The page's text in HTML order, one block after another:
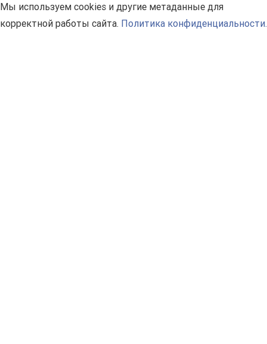
Мы используем cookies и другие метаданные для
корректной работы сайта. Политика конфиденциальности.